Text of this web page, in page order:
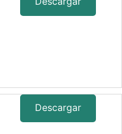
Descargar